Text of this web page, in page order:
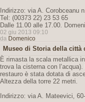
Indirizzo: via A. Corobceanu
Tel: (00373 22) 23 53 65
Dalle 11.00 alle 17.00.
02 giu 2013 09:10
da Domenico
Museo di Storia della città
È rimasta la scala metallica
trova la cisterna con
restauro è stata dotata di
Altezza della torre 22 metri.
Indirizzo: via A. Mateevici,